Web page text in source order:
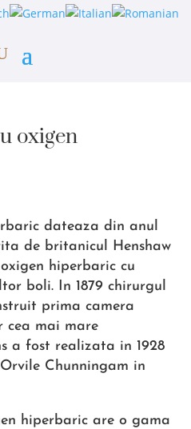
oxigen
dateaza din anul
de britanicul Henshaw
hiperbaric cu
boli. In 1879 chirurgul
prima camera
cea mai mare
a fost realizata in 1928
Chunningam in
hiperbaric are o gama